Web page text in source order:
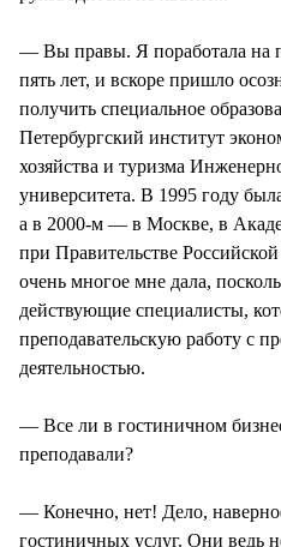
— Вы правы. Я поработала на
пять лет, и вскоре пришло
получить специальное
Петербургский институт
хозяйства и туризма
университета. В 1995 году
а в 2000-м — в Москве, в
при Правительстве
очень многое мне дала,
действующие специалисты,
преподавательскую работу с
деятельностью.
— Все ли в гостиничном
преподавали?
— Конечно, нет! Дело,
гостиничных услуг. Они ведь